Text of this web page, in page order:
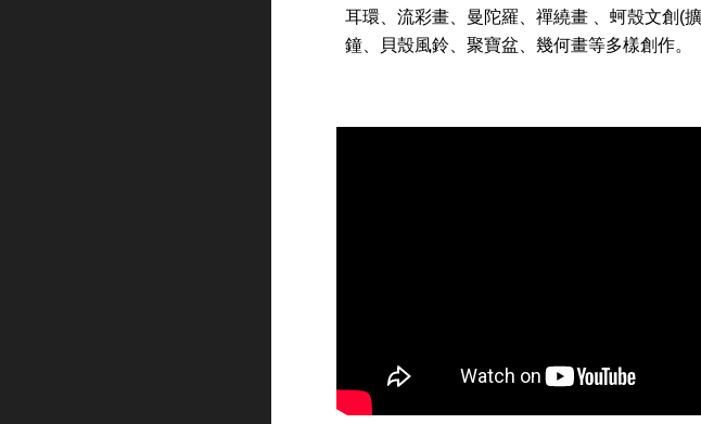
耳環、流彩畫、曼陀羅、禪繞畫 、蚵殼文創(
鐘、貝殼風鈴、聚寶盆、幾何畫等多樣創作。